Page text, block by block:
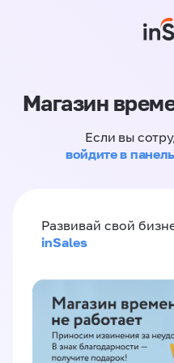
Магазин
Если вы
войдите в
Развивай свой
inSales